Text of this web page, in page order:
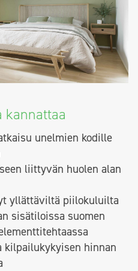
kannattaa
unelmien kodille
liittyvän huolen alan
yllättäviltä piilokuluilta
sisätiloissa suomen
kilpailukykyisen hinnan